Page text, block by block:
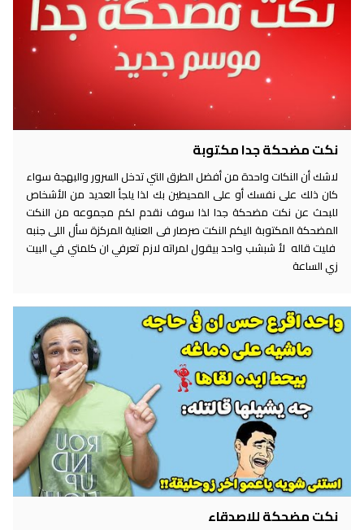
نكت مضحكة جدا مكتوبة
لاشك أن النكات واحدة من أفضل الطرق التي تدخل السرور والبهجة سواء
كان ذلك على نفسك أو على المحيطين بك لذا يلجأ العديد من الأشخاص
للبحث عن نكت مضحكة جدا لذا سوف نقدم لكم مجموعه من النكت
المضحكة المكتوبة اليكم النكت صرصار فى العناية المركزة سأل اللى جنبه
فليت قاله لأ شبشب واحد بيقول لمراته لازم تعرفي ان كلمتي في البيت
زي الساعة
نكت مضحكة للاصدقاء